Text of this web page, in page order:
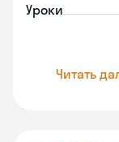
Уроки
Читать